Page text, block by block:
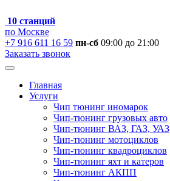
10 станций
по Москве
+7 916 611 16 59 пн-сб 09:00 до 21:00
Заказать звонок
Главная
Услуги
Чип тюнинг иномарок
Чип-тюнинг грузовых авто
Чип-тюнинг ВАЗ, ГАЗ, УАЗ
Чип-тюнинг мотоциклов
Чип-тюнинг квадроциклов
Чип-тюнинг яхт и катеров
Чип-тюнинг АКПП